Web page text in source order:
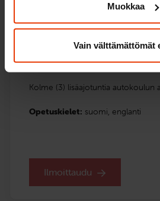
Muokkaa
Vain välttämättömät
Henkilöautokurssi (B)
269 €
Voit maksaa myös useammassa
Kolme (3) lisäajotuntia autokoulun
Opetuskielet: suomi, englanti
Ilmoittaudu